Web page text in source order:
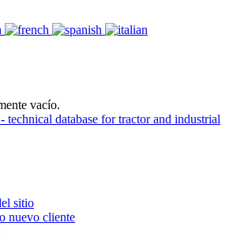
vacío.
sitio
nuevo cliente